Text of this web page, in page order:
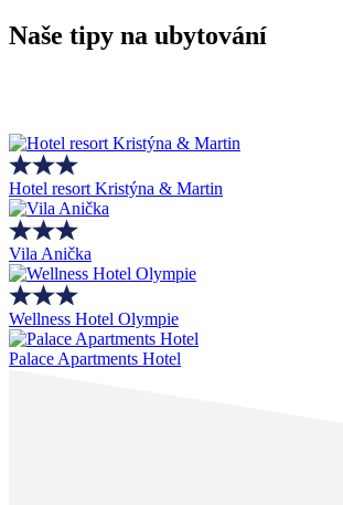
Naše tipy na ubytování
Hotel resort Kristýna & Martin
Vila Anička
Wellness Hotel Olympie
Palace Apartments Hotel